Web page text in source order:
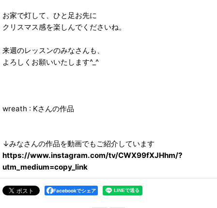
お家で灯して、ひと足お先に
クリスマス感を楽しんでくださいね。
来週のレッスンのみなさんも、
よろしくお願いいたします^_^
wreath : Kさんの作品
↓みなさんの作品を動画でもご紹介しています
https://www.instagram.com/tv/CWX99fXJHhm/?
utm_medium=copy_link
Facebookでシェア